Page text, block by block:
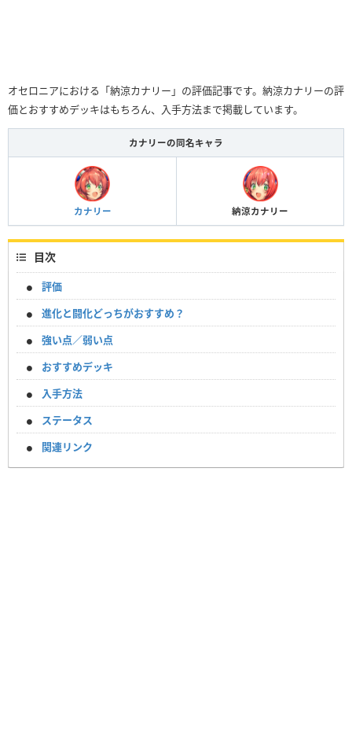
オセロニアにおける「納涼カナリー」の評価記事です。納涼カナリーの評
価とおすすめデッキはもちろん、入手方法まで掲載しています。
カナリーの同名キャラ
カナリー 納涼カナリー
目次
評価
進化と闘化どっちがおすすめ？
強い点／弱い点
おすすめデッキ
入手方法
ステータス
関連リンク